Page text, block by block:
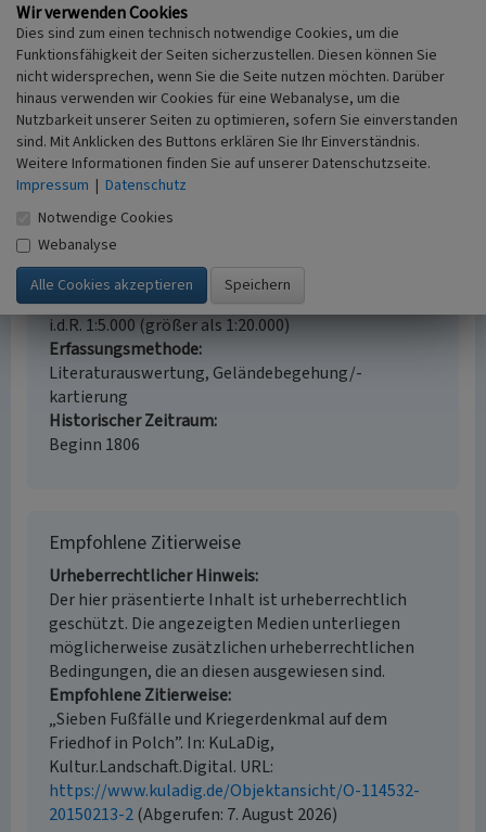
Sieben Fußfälle und Kriegerdenkmal auf dem
Friedhof in Polch
Schlagwörter
Denkmal (Gedächtnisbauwerk) Kriegerdenkmal
Kreuzweg Friedhof
56751 Polch
Fachsicht(en)
Kulturlandschaftspflege
Erfassungsmaßstab
i.d.R. 1:5.000 (größer als 1:20.000)
Erfassungsmethode
Literaturauswertung, Geländebegehung/-
kartierung
Historischer Zeitraum
Beginn 1806
Empfohlene Zitierweise
Urheberrechtlicher Hinweis
Der hier präsentierte Inhalt ist urheberrechtlich
geschützt. Die angezeigten Medien unterliegen
möglicherweise zusätzlichen urheberrechtlichen
Bedingungen, die an diesen ausgewiesen sind.
Empfohlene Zitierweise
„Sieben Fußfälle und Kriegerdenkmal auf dem
Friedhof in Polch”. In: KuLaDig,
Kultur.Landschaft.Digital. URL:
https://www.kuladig.de/Objektansicht/O-114532-
20150213-2(Abgerufen: 7. August 2026)
Wir verwenden Cookies
Dies sind zum einen technisch notwendige Cookies, um die
Funktionsfähigkeit der Seiten sicherzustellen. Diesen können Sie
nicht widersprechen, wenn Sie die Seite nutzen möchten. Darüber
hinaus verwenden wir Cookies für eine Webanalyse, um die
Nutzbarkeit unserer Seiten zu optimieren, sofern Sie einverstanden
sind. Mit Anklicken des Buttons erklären Sie Ihr Einverständnis.
Weitere Informationen finden Sie auf unserer Datenschutzseite.
Impressum | Datenschutz
Notwendige Cookies
Webanalyse